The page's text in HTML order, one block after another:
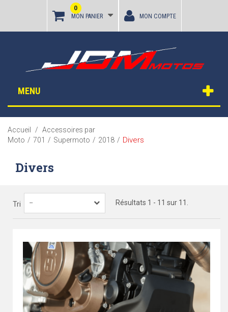
MON PANIER
0
MON COMPTE
MENU
Accueil / Accessoires par
Moto / 701 / Supermoto / 2018 / Divers
Divers
Tri -- Résultats 1 - 11 sur 11.